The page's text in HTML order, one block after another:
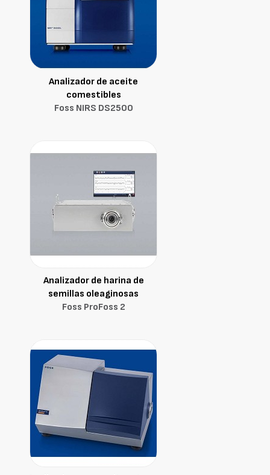
Analizador de aceite
comestibles
Foss NIRS DS2500
Analizador de harina de
semillas oleaginosas
Foss ProFoss 2